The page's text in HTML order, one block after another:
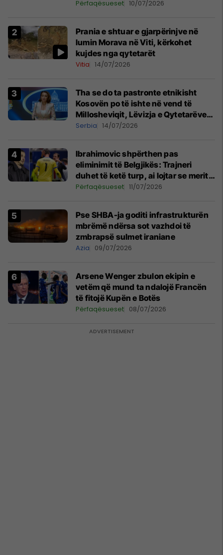
Përfaqësueset 10/07/2026
Prania e shtuar e gjarpërinjve në
lumin Morava në Viti, kërkohet
kujdes nga qytetarët
Vitia 14/07/2026
Tha se do ta pastronte etnikisht
Kosovën po të ishte në vend të
Millosheviqit, Lëvizja e Qytetarëve
të Lirë në Serbi kërkon shkarkimin e
Serbia 14/07/2026
Ibrahimovic shpërthen pas
eliminimit të Belgjikës: Trajneri
duhet të ketë turp, ai lojtar se meritoi
të luante
Përfaqësueset 11/07/2026
Pse SHBA-ja goditi infrastrukturën
mbrëmë ndërsa sot vazhdoi të
zmbrapsë sulmet iraniane
Azia 09/07/2026
Arsene Wenger zbulon ekipin e
vetëm që mund ta ndalojë Francën
të fitojë Kupën e Botës
Përfaqësueset 08/07/2026